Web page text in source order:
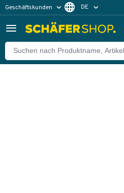
Geschäftskunden DE
Zurück